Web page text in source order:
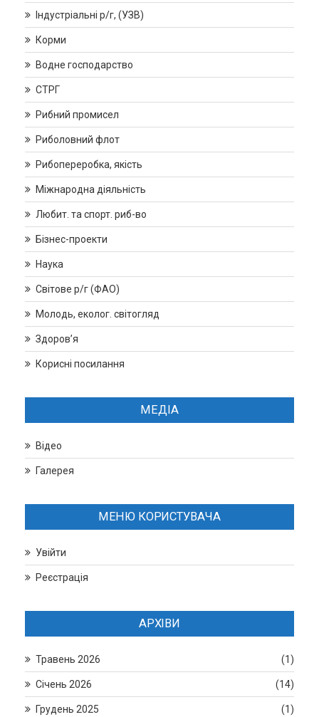
Індустріальні р/г, (УЗВ)
Корми
Водне господарство
СТРГ
Рибний промисел
Риболовний флот
Рибопереробка, якість
Міжнародна діяльність
Любит. та спорт. риб-во
Бізнес-проекти
Наука
Світове р/г (ФАО)
Молодь, еколог. світогляд
Здоров’я
Корисні посилання
МЕДІА
Відео
Галерея
МЕНЮ КОРИСТУВАЧА
Увійти
Реєстрація
АРХІВИ
Травень 2026 (1)
Січень 2026 (14)
Грудень 2025 (1)